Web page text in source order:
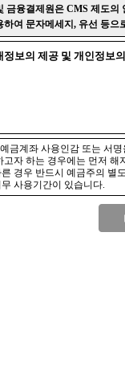
금융결제원은 CMS 제도
하여 문자메세지, 유선 등
정보의 제공 및 개인정보
금계좌 사용인감 또는 서
자 하는 경우에는 먼저 해
경우 반드시 예금주의 별
사용기간이 있습니다.